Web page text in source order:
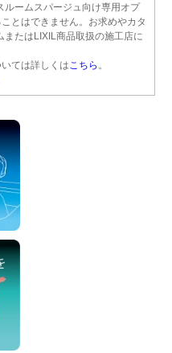
ルームスパージュ向け専用オプ
とはできません。お求めやカタ
またはLIXIL商品取扱の施工店に
ては詳しくは こちら 。